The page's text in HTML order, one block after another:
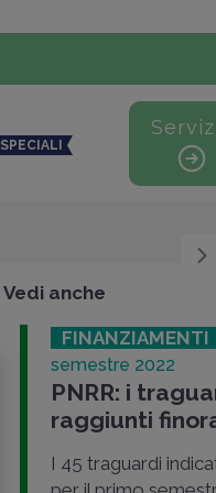
SPECIALI
Vedi anche
FINANZIAMENTI
semestre 2022
PNRR: i
raggiunti
I 45 traguardi